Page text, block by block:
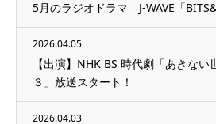
5月のラジオドラマ J-WAVE「
2026.04.05
【出演】NHK BS 時代劇「あきな
３」放送スタート！
2026.04.03